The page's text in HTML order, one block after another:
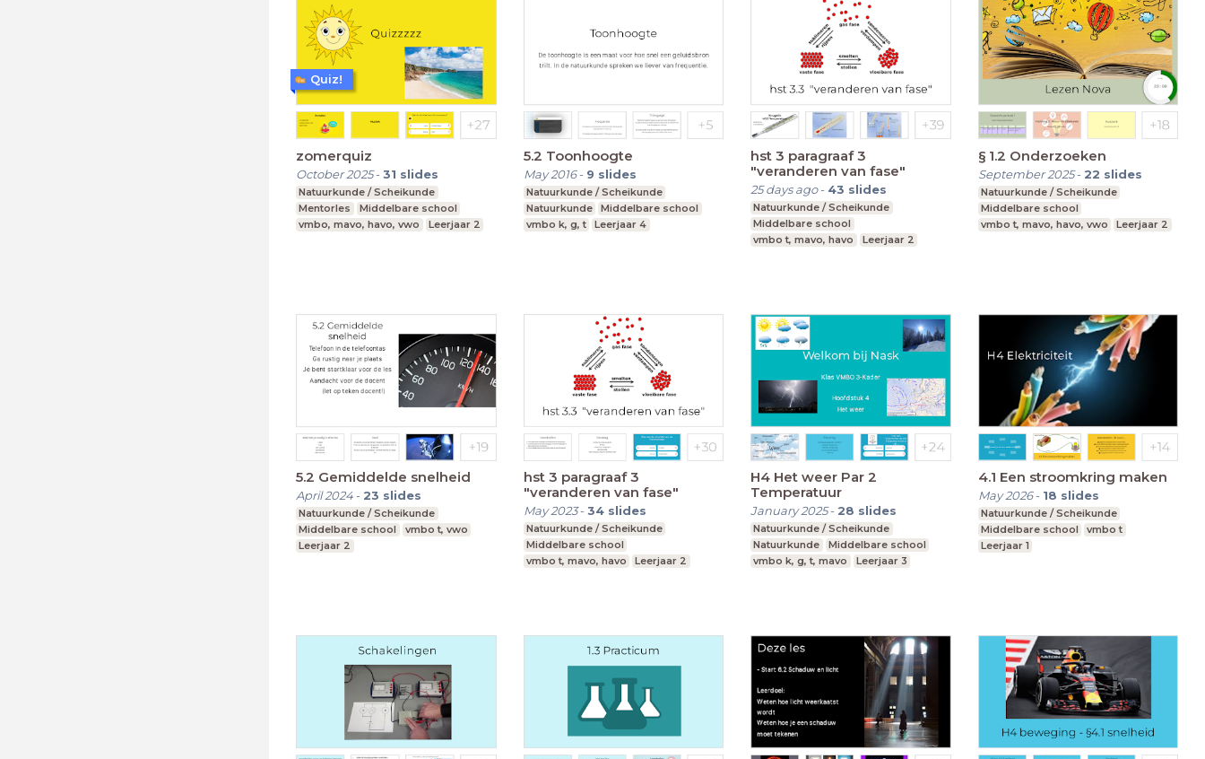
zomerquiz
October 2025-31 slides
Natuurkunde / Scheikunde
Mentorles
Middelbare school
vmbo, mavo, havo, vwo
Leerjaar 2
Quiz!
5.2 Toonhoogte
May 2016- 9 slides
Natuurkunde / Scheikunde
Natuurkunde
Middelbare school
vmbo k, g, t
Leerjaar 4
hst 3 paragraaf 3
"veranderen van fase"
25 days ago- 43 slides
Natuurkunde / Scheikunde
Middelbare school
vmbo t, mavo, havo
Leerjaar 2
§ 1.2 Onderzoeken
September 2025- 22 slides
Natuurkunde / Scheikunde
Middelbare school
vmbo t, mavo, havo, vwo
Leerjaar 2
5.2 Gemiddelde snelheid
April 2024- 23 slides
Natuurkunde / Scheikunde
Middelbare school
vmbo t, vwo
Leerjaar 2
hst 3 paragraaf 3
"veranderen van fase"
May 2023-34 slides
Natuurkunde / Scheikunde
Middelbare school
vmbo t, mavo, havo
Leerjaar 2
H4 Het weer Par 2
Temperatuur
January 2025- 28 slides
Natuurkunde / Scheikunde
Natuurkunde
Middelbare school
vmbo k, g, t, mavo
Leerjaar 3
4.1 Een stroomkring maken
May 2026- 18 slides
Natuurkunde / Scheikunde
Middelbare school
vmbo t
Leerjaar 1